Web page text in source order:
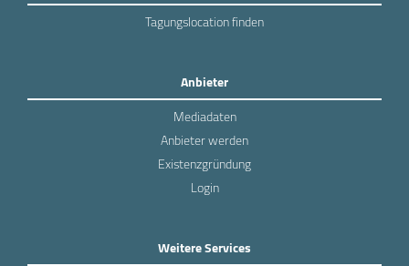
Tagungslocation finden
Anbieter
Mediadaten
Anbieter werden
Existenzgründung
Login
Weitere Services